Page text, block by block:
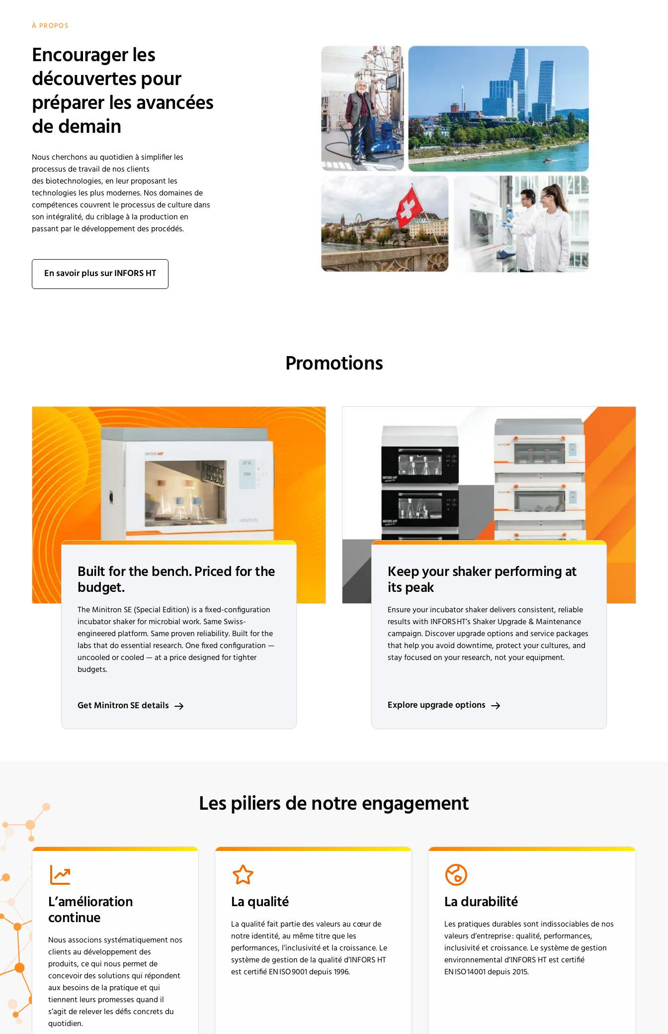
À PROPOS
Encourager les
découvertes pour
préparer les avancées
de demain
Nouscherchonsau quotidien à simplifier les
processus de travail denos clients
des biotechnologies, en leur proposant les
technologies les plus modernes. Nos domaines de
compétences couvrentle processus deculturedans
son intégralité, ducriblageà la production en
passant par le développement des procédés.
En savoir plus sur INFORS HT
Promotions
Built for the bench. Priced for the
budget.
The Minitron SE (Special Edition) is a fixed-configuration
incubator shaker for microbial work. Same Swiss-
engineered platform. Same proven reliability. Built for the
labs that do essential research. One fixed configuration —
uncooled or cooled — at a price designed for tighter
budgets.
Get Minitron SE details
Keep your shaker performing at
its peak
Ensure your incubator shaker delivers consistent, reliable
results with INFORS HT’s Shaker Upgrade & Maintenance
campaign. Discover upgrade options and service packages
that help you avoid downtime, protect your cultures, and
stay focused on your research, not your equipment.
Explore upgrade options
Les piliers de notre engagement
L’amélioration
continue
Nous associons systématiquement nos
clients au développement des
produits, ce qui nous permet de
concevoir des solutions qui répondent
aux besoins de la pratique et qui
tiennent leurs promesses quand il
s’agit de relever les défis concrets du
quotidien.
La qualité
La qualité fait partie des valeurs au cœur de
notre identité, au même titre que les
performances, l’inclusivité et la croissance. Le
système de gestion de la qualité d’INFORS HT
est certifié EN ISO 9001 depuis 1996.
La durabilité
Les pratiques durables sont indissociables de nos
valeurs d’entreprise : qualité, performances,
inclusivité et croissance. Le système de gestion
environnemental d’INFORS HT est certifié
EN ISO 14001 depuis 2015.